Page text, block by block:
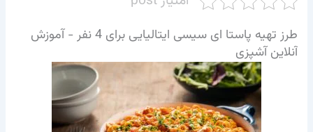
طرز تهیه پاستا ای سیسی ایتالیایی برای 4 نفر - آموزش
آنلاین آشپزی